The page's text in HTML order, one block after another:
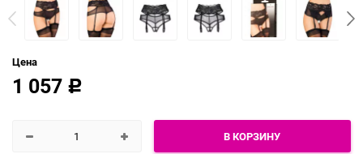
Цена
1 057 Р
В КОРЗИНУ